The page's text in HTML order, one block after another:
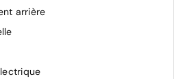
arrière